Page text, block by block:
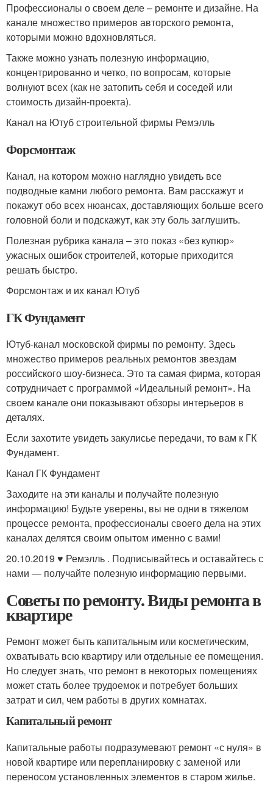
Профессионалы о своем деле – ремонте и дизайне. На
канале множество примеров авторского ремонта,
которыми можно вдохновляться.
Также можно узнать полезную информацию,
концентрированно и четко, по вопросам, которые
волнуют всех (как не затопить себя и соседей или
стоимость дизайн-проекта).
Канал на Ютуб строительной фирмы Ремэлль
Форсмонтаж
Канал, на котором можно наглядно увидеть все
подводные камни любого ремонта. Вам расскажут и
покажут обо всех нюансах, доставляющих больше всего
головной боли и подскажут, как эту боль заглушить.
Полезная рубрика канала – это показ «без купюр»
ужасных ошибок строителей, которые приходится
решать быстро.
Форсмонтаж и их канал Ютуб
ГК Фундамент
Ютуб-канал московской фирмы по ремонту. Здесь
множество примеров реальных ремонтов звездам
российского шоу-бизнеса. Это та самая фирма, которая
сотрудничает с программой «Идеальный ремонт». На
своем канале они показывают обзоры интерьеров в
деталях.
Если захотите увидеть закулисье передачи, то вам к ГК
Фундамент.
Канал ГК Фундамент
Заходите на эти каналы и получайте полезную
информацию! Будьте уверены, вы не одни в тяжелом
процессе ремонта, профессионалы своего дела на этих
каналах делятся своим опытом именно с вами!
20.10.2019 ♥ Ремэлль . Подписывайтесь и оставайтесь с
нами — получайте полезную информацию первыми.
Советы по ремонту. Виды ремонта в
квартире
Ремонт может быть капитальным или косметическим,
охватывать всю квартиру или отдельные ее помещения.
Но следует знать, что ремонт в некоторых помещениях
может стать более трудоемок и потребует больших
затрат и сил, чем работы в других комнатах.
Капитальный ремонт
Капитальные работы подразумевают ремонт «с нуля» в
новой квартире или перепланировку с заменой или
переносом установленных элементов в старом жилье.